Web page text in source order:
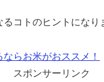
コトのヒントになり
らお米がおススメ！
スポンサーリンク